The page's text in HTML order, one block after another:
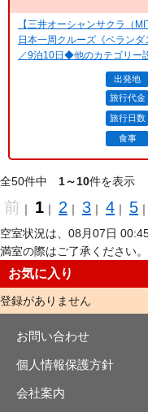
【三井オーシャンサクラ（
日本一周クルーズ《ベラン
／9泊10日◆他のカテゴリー
出発地
旅行代金
旅行日数
食事
全50件中 1～10件を表示
前 ｜ 1 ｜ 2 ｜ 3 ｜ 4 ｜ 5 ｜
空室状況は、08月07日
満室の際はご了承ください。
お気に入り
登録がありません
お問い合わせ
個人情報保護方針
会社案内